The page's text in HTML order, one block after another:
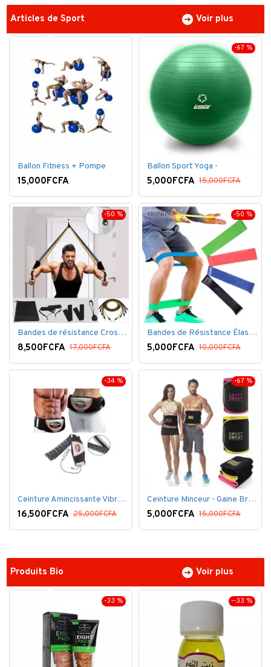
Articles de Sport Voir plus
Ballon Fitness + Pompe
15,000FCFA
-67 %
Ballon Sport Yoga -
5,000FCFA 15,000FCFA
-50 %
Bandes de résistance Crossfit pour la remise en forme - 11 pièces/ensemble - Élastique- Caoutchouc
8,500FCFA 17,000FCFA
-50 %
Bandes de Résistance Élastique Latex pour Salle de Gym, Exercice, Yoga, Pilâtes, Kinésithérapie, Rééducation
5,000FCFA 10,000FCFA
-34 %
Ceinture Amincissante Vibro - Noir
16,500FCFA 25,000FCFA
-67 %
Ceinture Minceur - Gaine Brûlante - Ventre plat
5,000FCFA 15,000FCFA
Produits Bio Voir plus
-33 % --33 %